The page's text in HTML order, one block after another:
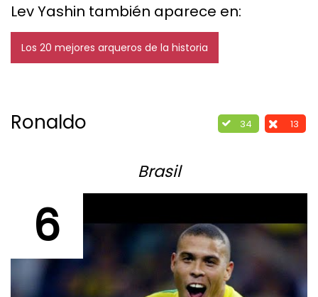
Lev Yashin también aparece en:
Los 20 mejores arqueros de la historia
34 13
Ronaldo
Brasil
6